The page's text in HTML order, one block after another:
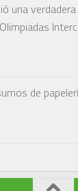
una
de